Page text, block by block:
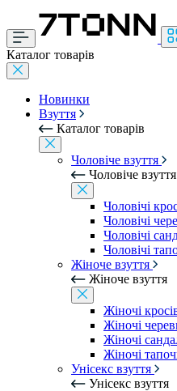
Каталог товарів
Новинки
Взуття
Каталог товарів
Чоловіче взуття
Чоловіче взуття
Чоловічі
Чоловічі
Чоловічі
Чоловічі
Жіноче взуття
Жіноче взуття
Жіночі
Жіночі
Жіночі
Жіночі
Унісекс взуття
Унісекс взуття